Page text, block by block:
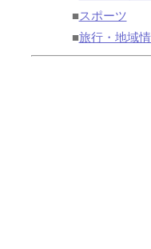
■スポーツ
■旅行・地域